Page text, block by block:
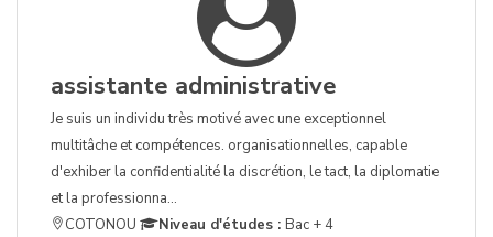
assistante administrative
Je suis un individu très motivé avec une exceptionnel
multitâche et compétences. organisationnelles, capable
d'exhiber la confidentialité la discrétion, le tact, la diplomatie
et la professionna...
COTONOU
Niveau d'études : Bac + 4